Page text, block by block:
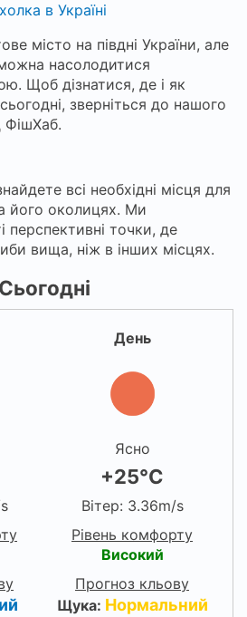
в Україні
місто на півдні України, але
насолодитися
Щоб дізнатися, де і як
зверніться до нашого
ФішХаб.
всі необхідні місця для
його околицях. Ми
перспективні точки, де
вища, ніж в інших місцях.
Сьогодні
День
Ясно
+25°C
Вітер: 3.36m/s
Рівень комфорту
Високий
Прогноз кльову
Щука: Нормальний